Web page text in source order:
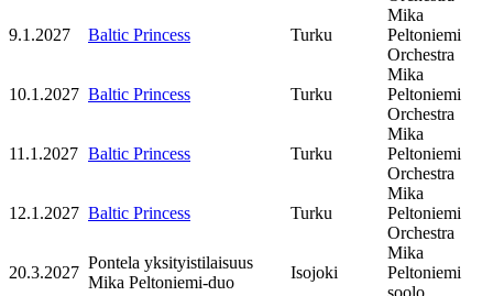
9.1.2027 Baltic Princess Turku
Mika
Peltoniemi
Orchestra
10.1.2027 Baltic Princess Turku
Mika
Peltoniemi
Orchestra
11.1.2027 Baltic Princess Turku
Mika
Peltoniemi
Orchestra
12.1.2027 Baltic Princess Turku
Mika
Peltoniemi
Orchestra
20.3.2027
Pontela yksityistilaisuus
Mika Peltoniemi-duo
Isojoki
Mika
Peltoniemi
soolo